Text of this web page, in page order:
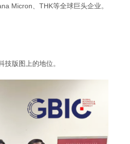
Micron、THK等全球巨头企业。
版图上的地位。